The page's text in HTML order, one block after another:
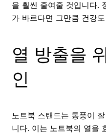
을 훨씬 줄여줄 것입니다.
가 바르다면 그만큼 건강
열 방출을
인
노트북 스탠드는 통풍이
니다. 이는 노트북의 열을